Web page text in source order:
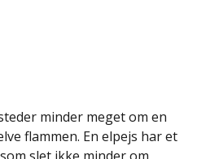
minder meget om en
flammen. En elpejs har et